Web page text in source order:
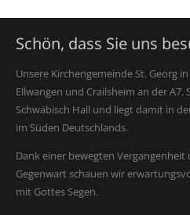
Schön, dass Sie uns
Unsere Kirchengemeinde St. Georg
Ellwangen und Crailsheim an der A7.
Schwäbisch Hall und liegt damit in
im Süden Deutschlands.
Dank einer bewegten
Gegenwart schauen wir
mit Gottes Segen.